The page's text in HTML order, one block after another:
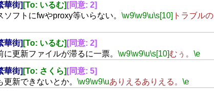
華街] [To: いるむ] [同意: 2]
ソフトにfwやproxy等いらない。 \w9\w9\u\s[10] トラブルの
華街] [To: いるむ] [同意: 2]
に更新ファイルが滞るに一票。 \w9\w9\u\s[10]むぅ。 \e
華街] [To: さくら] [同意: 5]
更新できないとか。 \w9\w9\uありえるありえる。 \e